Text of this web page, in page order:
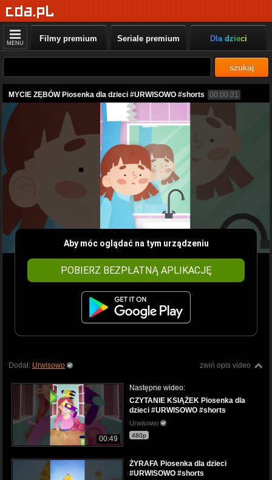
MENU Filmy premium Seriale premium Dla dzieci
szukaj
MYCIE ZĘBÓW Piosenka dla dzieci #URWISOWO #shorts 00:00:31
Aby móc oglądać na tym urządzeniu
POBIERZ BEZPŁATNĄ APLIKACJĘ
zwiń opis video
Dodał: Urwisowo
00:49
Następne wideo:
CZYTANIE KSIĄŻEK Piosenka dla
dzieci #URWISOWO #shorts
Urwisowo
480p
ŻYRAFA Piosenka dla dzieci
#URWISOWO #shorts